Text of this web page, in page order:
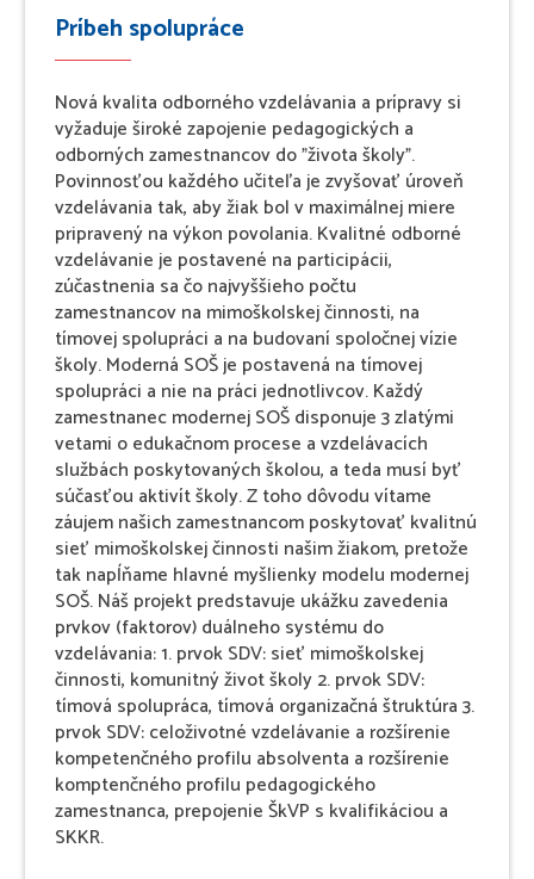
Príbeh spolupráce
Nová kvalita odborného vzdelávania a prípravy si
vyžaduje široké zapojenie pedagogických a
odborných zamestnancov do "života školy".
Povinnosťou každého učiteľa je zvyšovať úroveň
vzdelávania tak, aby žiak bol v maximálnej miere
pripravený na výkon povolania. Kvalitné odborné
vzdelávanie je postavené na participácii,
zúčastnenia sa čo najvyššieho počtu
zamestnancov na mimoškolskej činnosti, na
tímovej spolupráci a na budovaní spoločnej vízie
školy. Moderná SOŠ je postavená na tímovej
spolupráci a nie na práci jednotlivcov. Každý
zamestnanec modernej SOŠ disponuje 3 zlatými
vetami o edukačnom procese a vzdelávacích
službách poskytovaných školou, a teda musí byť
súčasťou aktivít školy. Z toho dôvodu vítame
záujem našich zamestnancom poskytovať kvalitnú
sieť mimoškolskej činnosti našim žiakom, pretože
tak napĺňame hlavné myšlienky modelu modernej
SOŠ. Náš projekt predstavuje ukážku zavedenia
prvkov (faktorov) duálneho systému do
vzdelávania: 1. prvok SDV: sieť mimoškolskej
činnosti, komunitný život školy 2. prvok SDV:
tímová spolupráca, tímová organizačná štruktúra 3.
prvok SDV: celoživotné vzdelávanie a rozšírenie
kompetenčného profilu absolventa a rozšírenie
komptenčného profilu pedagogického
zamestnanca, prepojenie ŠkVP s kvalifikáciou a
SKKR.